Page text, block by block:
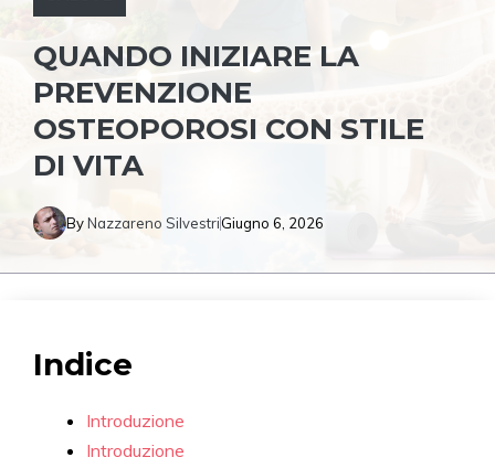
QUANDO INIZIARE LA
PREVENZIONE
OSTEOPOROSI CON STILE
DI VITA
ByNazzareno SilvestriGiugno 6, 2026
Indice
Introduzione
Introduzione